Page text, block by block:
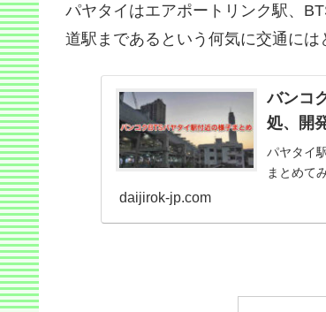
パヤタイはエアポートリンク駅、
道駅まであるという何気に交通には
バンコ
処、開
パヤタイ
まとめて
daijirok-jp.com